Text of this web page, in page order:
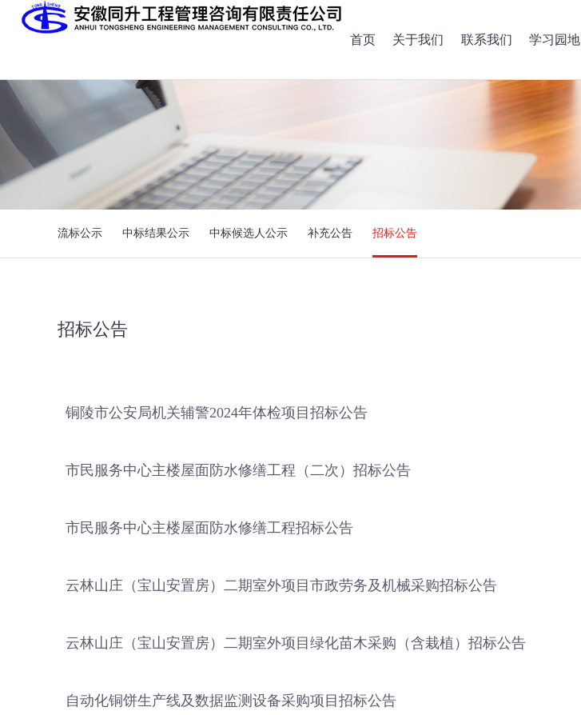
首页 关于我们 联系我们 学习园地
流标公示 中标结果公示 中标候选人公示 补充公告 招标公告
招标公告
铜陵市公安局机关辅警2024年体检项目招标公告
市民服务中心主楼屋面防水修缮工程（二次）招标公告
市民服务中心主楼屋面防水修缮工程招标公告
云林山庄（宝山安置房）二期室外项目市政劳务及机械采购招标公告
云林山庄（宝山安置房）二期室外项目绿化苗木采购（含栽植）招标公告
自动化铜饼生产线及数据监测设备采购项目招标公告